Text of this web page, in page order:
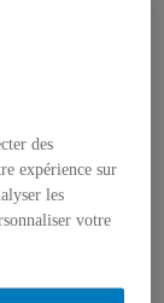
des
expérience sur
les
votre